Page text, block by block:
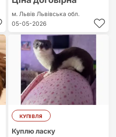
м. Львів Львівська обл.
05-05-2026
КУПІВЛЯ
Куплю ласку